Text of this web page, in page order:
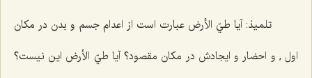
تلميذ: آيا طيّ الأرض عبارت است از اعدام جسم و بدن در مكان
اول , و احضار و ايجادش در مكان مقصود؟ آيا طيّ الأرض اين نيست؟